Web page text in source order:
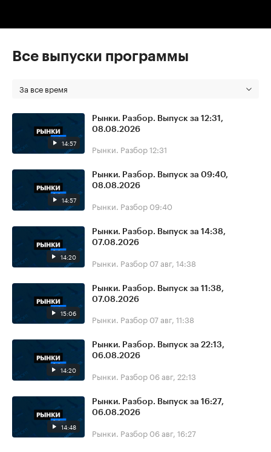
Все выпуски программы
За все время
14:57
Рынки. Разбор. Выпуск за 12:31,
08.08.2026
Рынки. Разбор12:31
14:57
Рынки. Разбор. Выпуск за 09:40,
08.08.2026
Рынки. Разбор 09:40
14:20
Рынки. Разбор. Выпуск за 14:38,
07.08.2026
Рынки. Разбор 07 авг, 14:38
15:06
Рынки. Разбор. Выпуск за 11:38,
07.08.2026
Рынки. Разбор 07 авг, 11:38
14:20
Рынки. Разбор. Выпуск за 22:13,
06.08.2026
Рынки. Разбор 06 авг, 22:13
14:48
Рынки. Разбор. Выпуск за 16:27,
06.08.2026
Рынки. Разбор 06 авг, 16:27